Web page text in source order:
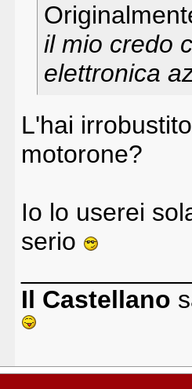
il mio credo
elettronica
L'hai
motorone?
Io lo userei
serio
Il Castellano